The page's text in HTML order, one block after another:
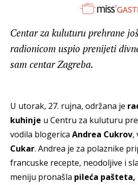
Centar za kuluturu prehrane
radionicom uspio prenijeti
sam centar Zagreba.
U utorak, 27. rujna, održana je
kuhinje u Centru za kuluturu
vodila blogerica Andrea Cukrov,
Cukar. Andrea je za polaznike
francuske recepte, neodoljive i
meniju pronašla pileća